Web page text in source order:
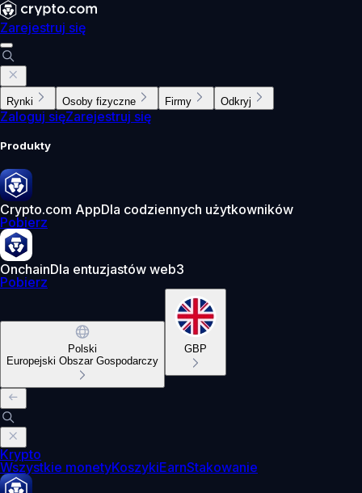
Zarejestruj się
Rynki Osoby fizyczne Firmy Odkryj
Zaloguj sięZarejestruj się
Produkty
Crypto.com AppDla codziennych użytkowników
Pobierz
OnchainDla entuzjastów web3
Pobierz
Polski
Europejski Obszar Gospodarczy
GBP
Krypto
Wszystkie monetyKoszykiEarnStakowanie